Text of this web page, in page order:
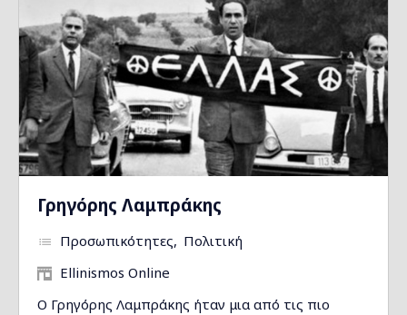
Γρηγόρης Λαμπράκης
Προσωπικότητες
Πολιτική
Ellinismos Online
Ο Γρηγόρης Λαμπράκης ήταν μια από τις πιο